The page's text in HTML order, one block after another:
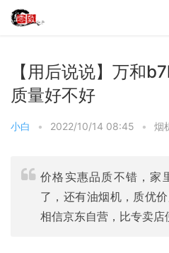
【用后说说】万和
质量好不好
小白 • 2022/10/14 08:45 • 烟
价格实惠品质不错，家
了，还有油烟机，质优
相信京东自营，比专卖店